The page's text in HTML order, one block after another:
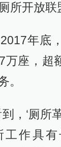
所开放联
年底
万座，超
。
，‘厕所
工作具